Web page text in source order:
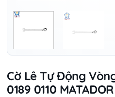
Cờ Lê Tự Động
0189 0110 MATADOR